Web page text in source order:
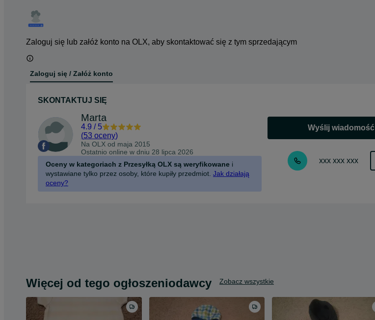
Zaloguj się lub załóż konto na OLX, aby skontaktować się z tym sprzedającym
Zaloguj się / Załóż konto
SKONTAKTUJ SIĘ
Marta
4.9 / 5
(53 oceny)
Na OLX od maja 2015
Ostatnio online w dniu 28 lipca 2026
Oceny w kategoriach z Przesyłką OLX są weryfikowane i
wystawiane tylko przez osoby, które kupiły przedmiot. Jak działają
oceny?
Wyślij wiadomość
xxx xxx xxx
Więcej od tego ogłoszeniodawcy Zobacz wszystkie